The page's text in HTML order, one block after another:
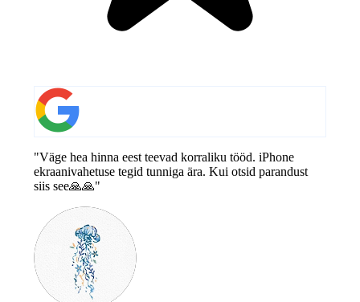
"Väge hea hinna eest teevad korraliku tööd. iPhone
ekraanivahetuse tegid tunniga ära. Kui otsid parandust
siis see🙏🙏"